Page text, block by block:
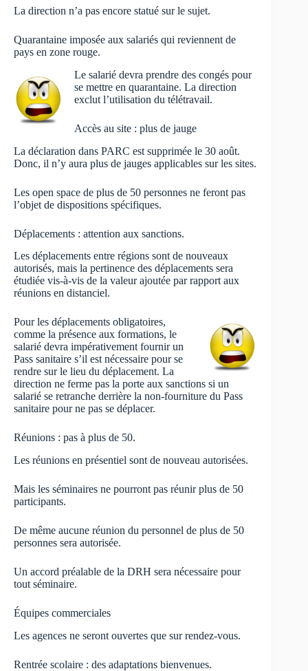
La direction n’a pas encore statué sur le sujet.
Quarantaine imposée aux salariés qui reviennent de
pays en zone rouge.
Le salarié devra prendre des congés pour
se mettre en quarantaine. La direction
exclut l’utilisation du télétravail.
Accès au site : plus de jauge
La déclaration dans PARC est supprimée le 30 août.
Donc, il n’y aura plus de jauges applicables sur les sites.
Les open space de plus de 50 personnes ne feront pas
l’objet de dispositions spécifiques.
Déplacements : attention aux sanctions.
Les déplacements entre régions sont de nouveaux
autorisés, mais la pertinence des déplacements sera
étudiée vis-à-vis de la valeur ajoutée par rapport aux
réunions en distanciel.
Pour les déplacements obligatoires,
comme la présence aux formations, le
salarié devra impérativement fournir un
Pass sanitaire s’il est nécessaire pour se
rendre sur le lieu du déplacement. La
direction ne ferme pas la porte aux sanctions si un
salarié se retranche derrière la non-fourniture du Pass
sanitaire pour ne pas se déplacer.
Réunions : pas à plus de 50.
Les réunions en présentiel sont de nouveau autorisées.
Mais les séminaires ne pourront pas réunir plus de 50
participants.
De même aucune réunion du personnel de plus de 50
personnes sera autorisée.
Un accord préalable de la DRH sera nécessaire pour
tout séminaire.
Équipes commerciales
Les agences ne seront ouvertes que sur rendez-vous.
Rentrée scolaire : des adaptations bienvenues.